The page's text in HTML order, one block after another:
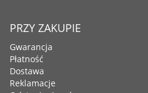
PRZY ZAKUPIE
Gwarancja
Płatność
Dostawa
Reklamacje